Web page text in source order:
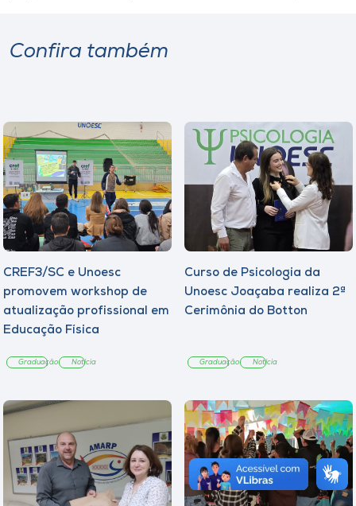
A-
Confira também
CREF3/SC e Unoesc
promovem workshop de
atualização profissional em
Educação Física
Graduação Notícia
Curso de Psicologia da
Unoesc Joaçaba realiza 2ª
Cerimônia do Botton
Graduação Notícia